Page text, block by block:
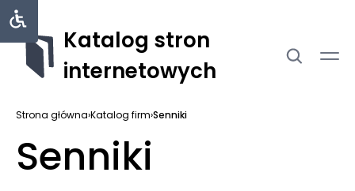
Katalog stron
internetowych
Strona główna›Katalog firm›Senniki
Senniki